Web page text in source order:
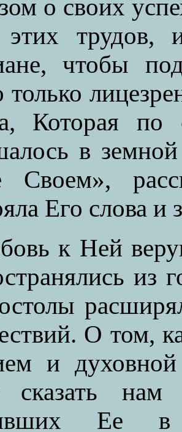
о своих
этих трудов,
чтобы
только
Которая по
в
Своем»,
Его слова и
к Ней
из
О том,
и
сказать нам
Ее в